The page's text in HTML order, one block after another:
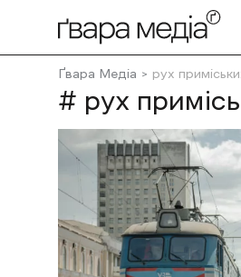
Ґвара Медіа рух
# рух